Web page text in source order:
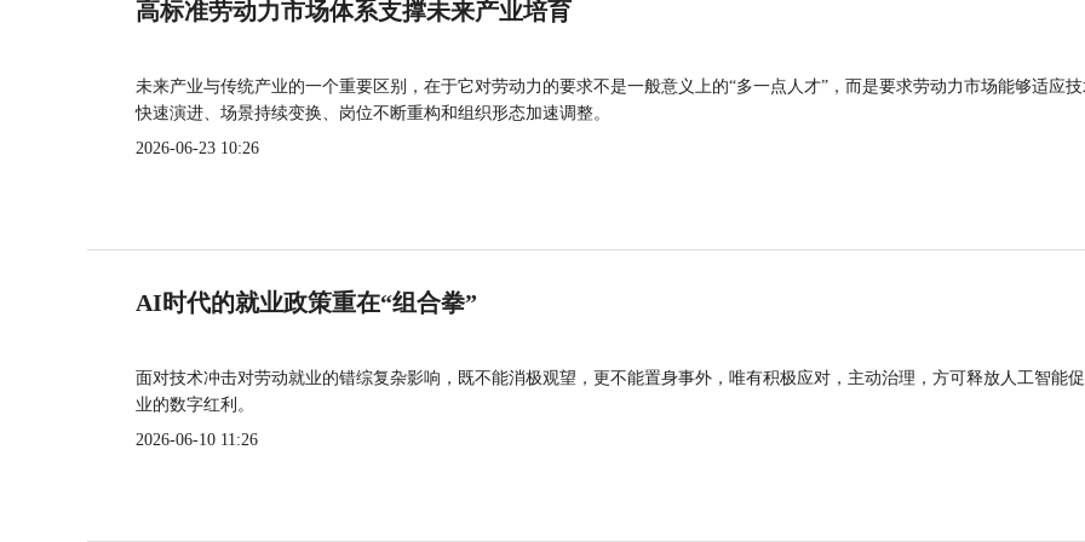
高标准劳动力市场体系支撑未来产业培育
未来产业与传统产业的一个重要区别，在于它对劳动力的要求不是一般意义上的“多一点人才”，而是要求劳动力市场能够适应
快速演进、场景持续变换、岗位不断重构和组织形态加速调整。
2026-06-23 10:26
AI时代的就业政策重在“组合拳”
面对技术冲击对劳动就业的错综复杂影响，既不能消极观望，更不能置身事外，唯有积极应对，主动治理，方可释放人工智能
业的数字红利。
2026-06-10 11:26